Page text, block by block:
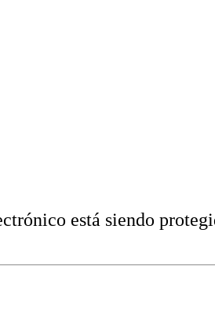
está siendo